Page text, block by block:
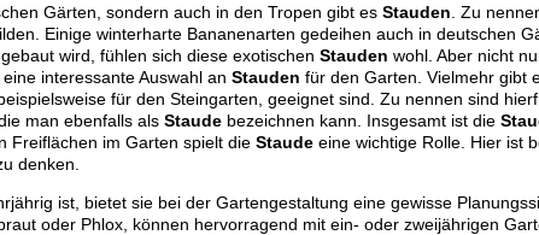
Gärten, sondern auch in den Tropen gibt es Stauden . Zu
Einige winterharte Bananenarten gedeihen auch in deutschen
wird, fühlen sich diese exotischen Stauden wohl. Aber nicht
interessante Auswahl an Stauden für den Garten. Vielmehr gibt
für den Steingarten, geeignet sind. Zu nennen sind
man ebenfalls als Staude bezeichnen kann. Insgesamt ist die
Freiflächen im Garten spielt die Staude eine wichtige Rolle. Hier ist
denken.
ist, bietet sie bei der Gartengestaltung eine gewisse
oder Phlox, können hervorragend mit ein- oder zweijährigen